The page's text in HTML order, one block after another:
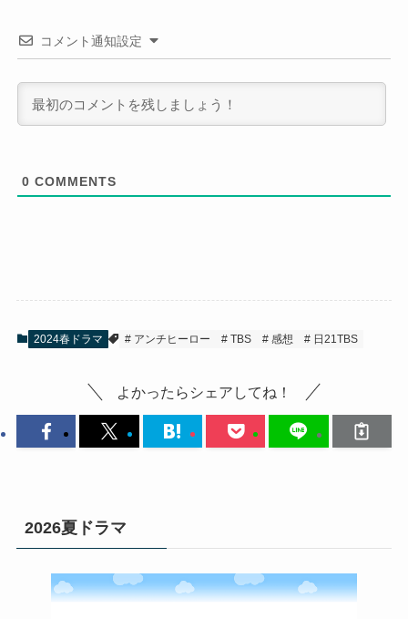
コメント通知設定
0 COMMENTS
2024春ドラマ アンチヒーロー TBS 感想 日21TBS
よかったらシェアしてね！
2026夏ドラマ